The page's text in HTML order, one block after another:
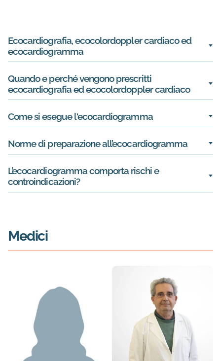
Ecocardiografia, ecocolordoppler cardiaco ed
ecocardiogramma
Quando e perché vengono prescritti
ecocardiografia ed ecocolordoppler cardiaco
Come si esegue l'ecocardiogramma
Norme di preparazione all’ecocardiogramma
L’ecocardiogramma comporta rischi e
controindicazioni?
Medici